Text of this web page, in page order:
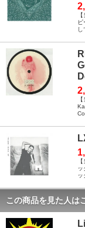
ピ
ッ
ッ
この商品を見た人は